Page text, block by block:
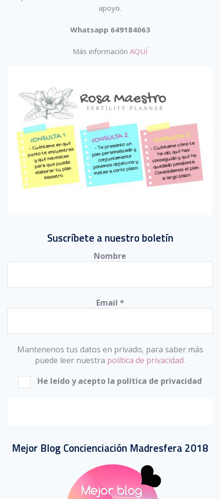
apoyo.
Whatsapp 649184063
Más información AQUÍ
Suscríbete a nuestro boletín
Nombre
Email *
Mantenenos tus datos en privado, para saber más
puede leer nuestra política de privacidad.
He leído y acepto la política de privacidad
Mejor Blog Concienciación Madresfera 2018